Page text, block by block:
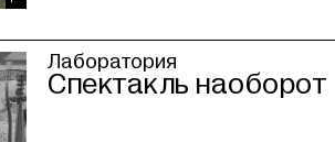
Лаборатория
Спектакль наоборот